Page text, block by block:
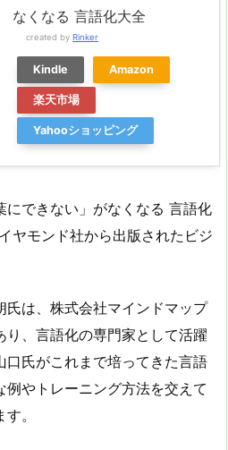
なくなる 言語化大全
created by Rinker
Kindle Amazon
楽天市場
Yahooショッピング
にできない」がなくなる 言語化
ヤモンド社から出版されたビジ
氏は、株式会社マインドマップ
、言語化の専門家として活躍
口氏がこれまで培ってきた言語
やトレーニング方法を交えて
。